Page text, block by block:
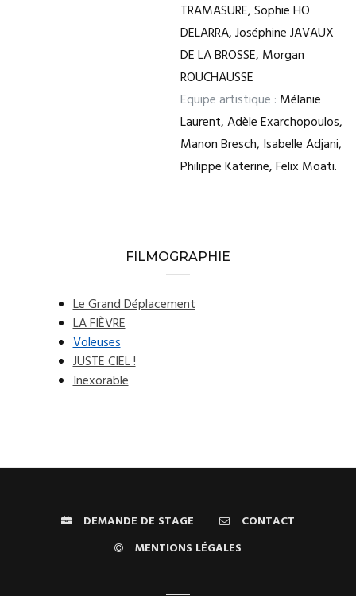
TRAMASURE, Sophie HO
DELARRA, Joséphine JAVAUX
DE LA BROSSE, Morgan
ROUCHAUSSE
Equipe artistique : Mélanie
Laurent, Adèle Exarchopoulos,
Manon Bresch, Isabelle Adjani,
Philippe Katerine, Felix Moati.
FILMOGRAPHIE
Le Grand Déplacement
LA FIÈVRE
Voleuses
JUSTE CIEL !
Inexorable
DEMANDE DE STAGE
CONTACT
MENTIONS LÉGALES